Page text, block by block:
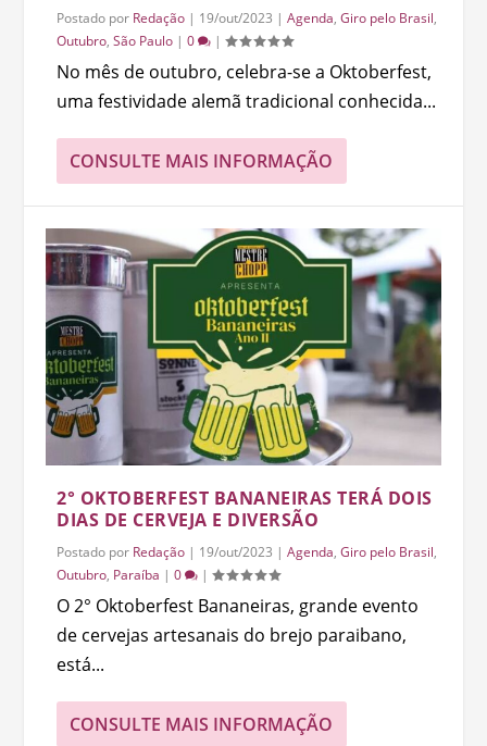
Postado por Redação | 19/out/2023 |Agenda,Giro pelo Brasil,
Outubro,São Paulo |0 |
No mês de outubro, celebra-se a Oktoberfest,
uma festividade alemã tradicional conhecida...
CONSULTE MAIS INFORMAÇÃO
2° OKTOBERFEST BANANEIRAS TERÁ DOIS
DIAS DE CERVEJA E DIVERSÃO
Postado por Redação | 19/out/2023 |Agenda,Giro pelo Brasil,
Outubro, Paraíba |0 |
O 2° Oktoberfest Bananeiras, grande evento
de cervejas artesanais do brejo paraibano,
está...
CONSULTE MAIS INFORMAÇÃO